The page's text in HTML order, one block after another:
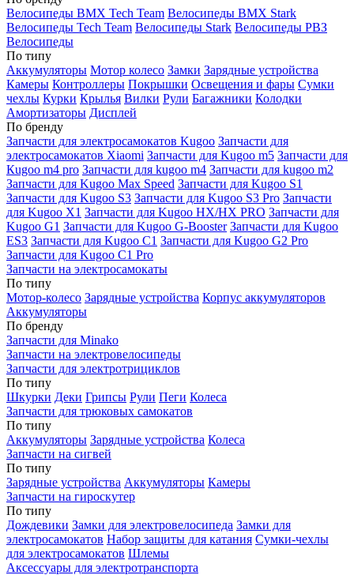
Велосипеды BMX Tech Team Велосипеды BMX Stark
Велосипеды Tech Team Велосипеды Stark Велосипеды РВЗ
Велосипеды
По типу
Аккумуляторы Мотор колесо Замки Зарядные устройства
Камеры Контроллеры Покрышки Освещения и фары Сумки
чехлы Курки Крылья Вилки Рули Багажники Колодки
Амортизаторы Дисплей
По бренду
Запчасти для электросамокатов Kugoo Запчасти для
электросамокатов Xiaomi Запчасти для Kugoo m5 Запчасти для
Кugoo m4 pro Запчасти для kugoo m4 Запчасти для kugoo m2
Запчасти для Kugoo Max Speed Запчасти для Kugoo S1
Запчасти для Kugoo S3 Запчасти для Kugoo S3 Pro Запчасти
для Kugoo X1 Запчасти для Kugoo HX/HX PRO Запчасти для
Kugoo G1 Запчасти для Kugoo G-Booster Запчасти для Kugoo
ES3 Запчасти для Kugoo C1 Запчасти для Kugoo G2 Pro
Запчасти для Kugoo C1 Pro
Запчасти на электросамокаты
По типу
Мотор-колесо Зарядные устройства Корпус аккумуляторов
Аккумуляторы
По бренду
Запчасти для Minako
Запчасти на электровелосипеды
Запчасти для электротрициклов
По типу
Шкурки Деки Грипсы Рули Пеги Колеса
Запчасти для трюковых самокатов
По типу
Аккумуляторы Зарядные устройства Колеса
Запчасти на сигвей
По типу
Зарядные устройства Аккумуляторы Камеры
Запчасти на гироскутер
По типу
Дождевики Замки для электровелосипеда Замки для
электросамокатов Набор защиты для катания Сумки-чехлы
для электросамокатов Шлемы
Аксессуары для электротранспорта